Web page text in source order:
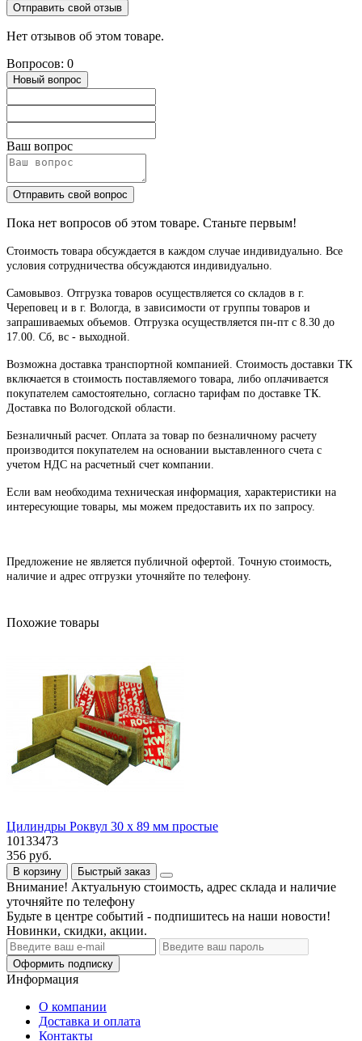
Отправить свой отзыв
Нет отзывов об этом товаре.
Вопросов: 0
Новый вопрос
Ваш вопрос
Отправить свой вопрос
Пока нет вопросов об этом товаре. Станьте первым!
Стоимость товара обсуждается в каждом случае индивидуально. Все
условия сотрудничества обсуждаются индивидуально.
Самовывоз. Отгрузка товаров осуществляется со складов в г.
Череповец и в г. Вологда, в зависимости от группы товаров и
запрашиваемых объемов. Отгрузка осуществляется пн-пт с 8.30 до
17.00. Сб, вс - выходной.
Возможна доставка транспортной компанией. Стоимость доставки ТК
включается в стоимость поставляемого товара, либо оплачивается
покупателем самостоятельно, согласно тарифам по доставке ТК.
Доставка по Вологодской области.
Безналичный расчет. Оплата за товар по безналичному расчету
производится покупателем на основании выставленного счета с
учетом НДС на расчетный счет компании.
Если вам необходима техническая информация, характеристики на
интересующие товары, мы можем предоставить их по запросу.
Предложение не является публичной офертой. Точную стоимость,
наличие и адрес отгрузки уточняйте по телефону.
Похожие товары
Цилиндры Роквул 30 x 89 мм простые
10133473
356 руб.
В корзину Быстрый заказ
Внимание! Актуальную стоимость, адрес склада и наличие
уточняйте по телефону
Будьте в центре событий - подпишитесь на наши новости!
Новинки, скидки, акции.
Оформить подписку
Информация
О компании
Доставка и оплата
Контакты